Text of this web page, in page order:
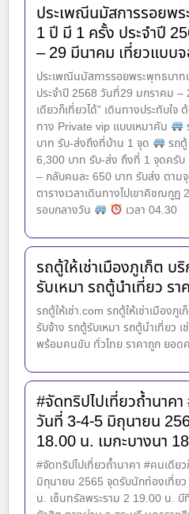
ประเพณีนมัสการรอยพ
1 ปี มี 1 ครั้ง ประจำปี
– 29 มีนาคม เที่ยวแบบ
ประเพณีนมัสการรอยพระพุทธบา
ประจำปี 2568 วันที่29 มกราคม
เดียวก็เที่ยวได้” เดินทางประทับใจ ต้
ทาง Private vip แบบเหมาคัน
บาท รับ-ส่งถึงที่บ้าน 1 จุด
รถ
6,300 บาท รับ-ส่ง ถึงที่ 1 จุดครับ
– กลับคนละ 650 บาท รับส่ง ตาม
ตารางเวลาเดินทางไปเขาคิชฌกูฏ
รอบกลางวัน
เวลา 04.30
รถตู้ให้เช่าเมืองภูเก็ต บ
รับเหมา รถตู้นำเที่ยว รา
รถตู้ให้เช่า.com รถตู้ให้เช่าเมืองภู
รับจ้าง รถตู้รับเหมา รถตู้นำเที่ยว เ
พร้อมคนขับ ทั่วไทย ราคาถูก ยอ
#จัดทริปไปเที่ยวถ้ำนาค
วันที่ 3-4-5 มิถุนายน
18.00 น. เมกะบางนา
#จัดทริปไปเที่ยวถ้ำนาคา #คนเดีย
มิถุนายน 2565 จุดรับนักท่องเที่ย
น. เซ็นทรัลพระราม 2 19.00 น.